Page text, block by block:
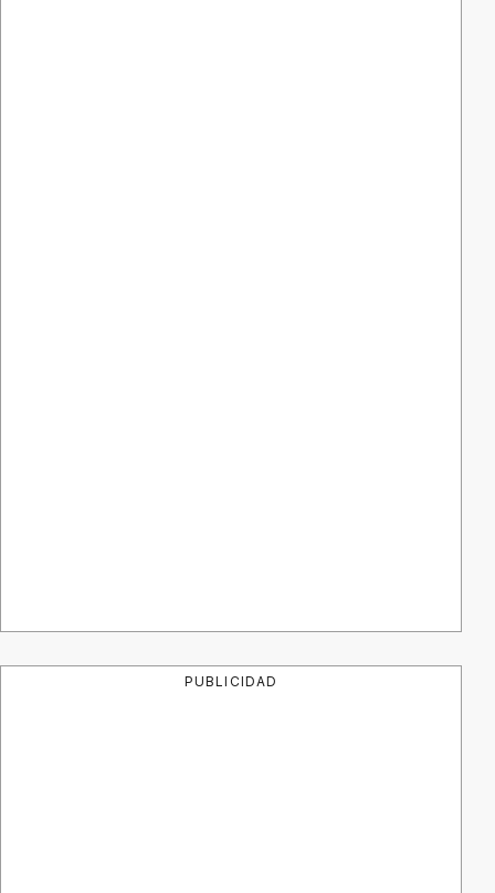
PUBLICIDAD